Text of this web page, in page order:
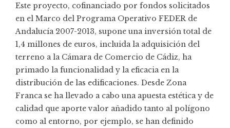
Este proyecto, cofinanciado por fondos solicitados
en el Marco del Programa Operativo FEDER de
Andalucía 2007-2013, supone una inversión total de
1,4 millones de euros, incluida la adquisición del
terreno a la Cámara de Comercio de Cádiz, ha
primado la funcionalidad y la eficacia en la
distribución de las edificaciones. Desde Zona
Franca se ha llevado a cabo una apuesta estética y de
calidad que aporte valor añadido tanto al polígono
como al entorno, por ejemplo, se han definido